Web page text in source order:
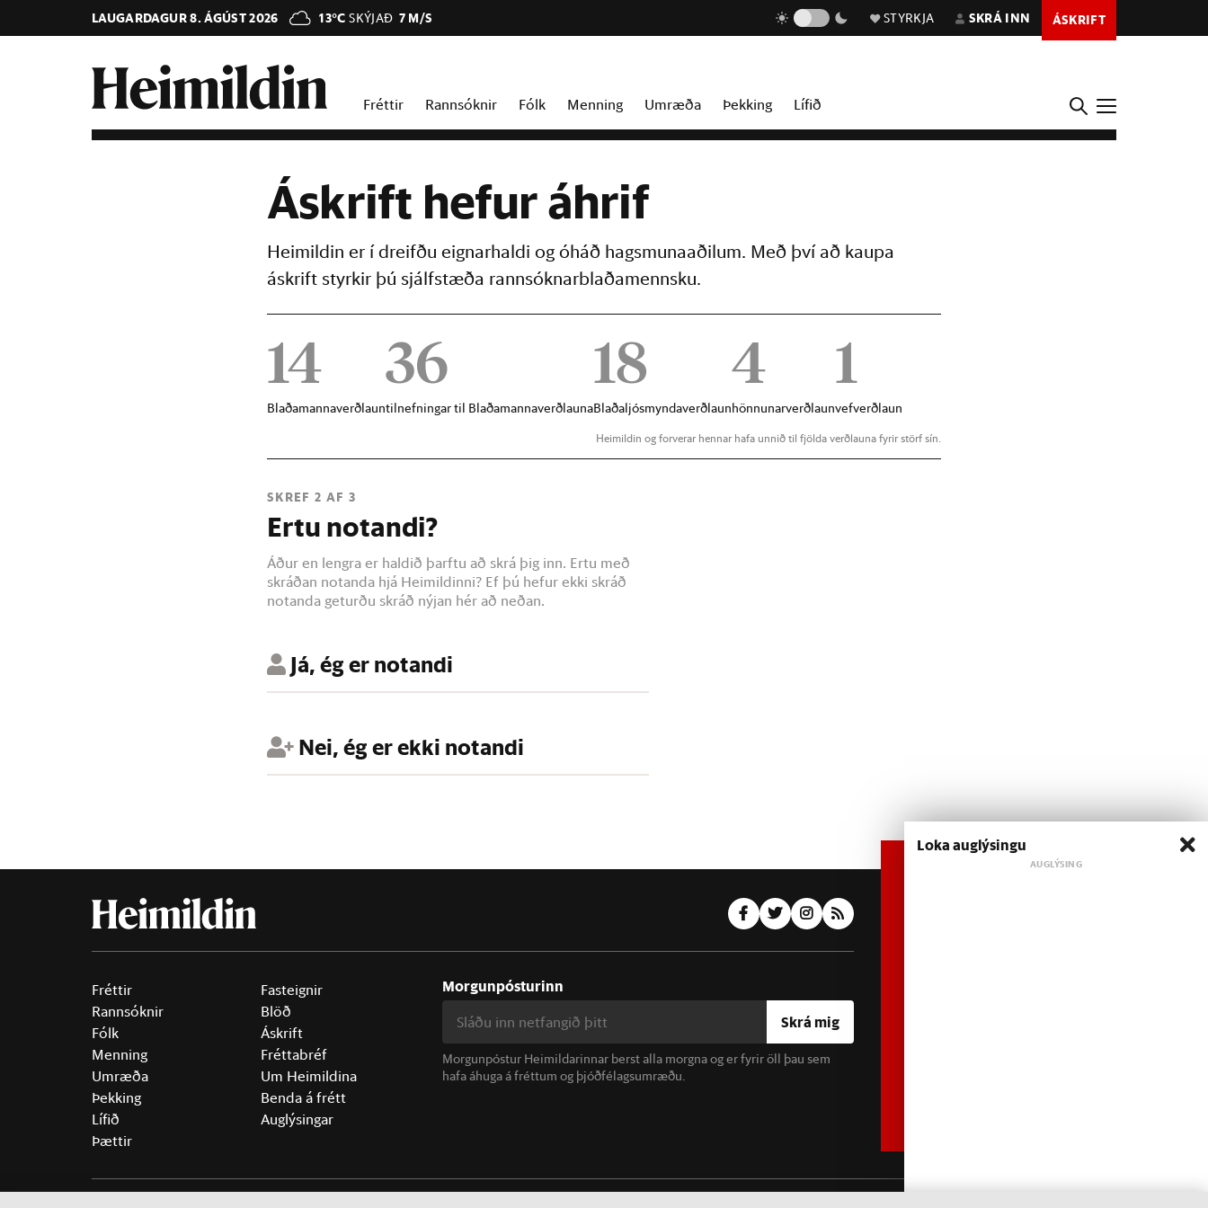
LAUGARDAGUR 8. ÁGÚST 2026 13°C SKÝJAÐ 7 M/S STYRKJA SKRÁ INN ÁSKRIFT
Fréttir Rannsóknir Fólk Menning Umræða Þekking Lífið
Áskrift hefur áhrif
Heimildin er í dreifðu eignarhaldi og óháð hagsmunaaðilum. Með því að kaupa
áskrift styrkir þú sjálfstæða rannsóknarblaðamennsku.
14
Blaðamannaverðlaun
36
tilnefningar til Blaðamannaverðlauna
18
Blaðaljósmyndaverðlaun
4
hönnunarverðlaun
1
vefverðlaun
Heimildin og forverar hennar hafa unnið til fjölda verðlauna fyrir störf sín.
SKREF 2 AF 3
Ertu notandi?
Áður en lengra er haldið þarftu að skrá þig inn. Ertu með
skráðan notanda hjá Heimildinni? Ef þú hefur ekki skráð
notanda geturðu skráð nýjan hér að neðan.
Já, ég er notandi
Nei, ég er ekki notandi
Fréttir
Rannsóknir
Fólk
Menning
Umræða
Þekking
Lífið
Þættir
Fasteignir
Blöð
Áskrift
Fréttabréf
Um Heimildina
Benda á frétt
Auglýsingar
Morgunpósturinn
Skrá mig
Morgunpóstur Heimildarinnar berst alla morgna og er fyrir öll þau sem
hafa áhuga á fréttum og þjóðfélagsumræðu.
Loka auglýsingu